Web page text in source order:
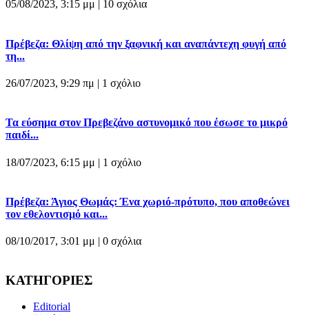
05/08/2023, 3:15 μμ | 10 σχόλια
Πρέβεζα: Θλίψη από την ξαφνική και αναπάντεχη φυγή από
τη...
26/07/2023, 9:29 πμ | 1 σχόλιο
Τα εύσημα στον Πρεβεζάνο αστυνομικό που έσωσε το μικρό
παιδί...
18/07/2023, 6:15 μμ | 1 σχόλιο
Πρέβεζα: Άγιος Θωμάς: Ένα χωριό-πρότυπο, που αποθεώνει
τον εθελοντισμό και...
08/10/2017, 3:01 μμ | 0 σχόλια
ΚΑΤΗΓΟΡΙΕΣ
Editorial